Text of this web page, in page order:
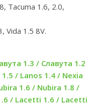
Tacuma 1.6, 2.0,
Vida 1.5 8V.
1.3 / Славута 1.2
/ Lanos 1.4 / Nexia
1.6 / Nubira 1.8 /
/ Lacetti 1.6 / Lacetti